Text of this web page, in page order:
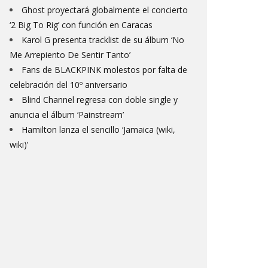
Ghost proyectará globalmente el concierto
‘2 Big To Rig’ con función en Caracas
Karol G presenta tracklist de su álbum ‘No
Me Arrepiento De Sentir Tanto’
Fans de BLACKPINK molestos por falta de
celebración del 10º aniversario
Blind Channel regresa con doble single y
anuncia el álbum ‘Painstream’
Hamilton lanza el sencillo ‘Jamaica (wiki,
wiki)’